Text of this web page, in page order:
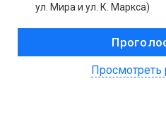
ул. Мира и ул. К. Маркса)
Просмотреть